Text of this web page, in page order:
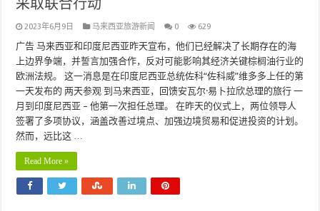
采取联合行动
2023年6月9日 马来西亚旅游新闻 0 629
广告 马来西亚和印度尼西亚昨天宣布，他们已经解决了长期存在的海
上边界争端，并誓言加强合作，反对可能影响其经济关键棕榈油行业的
欧洲法规。 这一消息是在印度尼西亚总统佐科“佐科威”维多多上任的第
一天发布的 两天参观 到马来西亚，回馈安瓦尔·易卜拉欣总理的旅行 一
月到印度尼西亚 – 他第一次担任总理。 在昨天的仪式上，两位领导人
签署了多项协议，涵盖改善过境点、加强边境贸易和促进投资的计划。
然而，远比这 …
Read More »